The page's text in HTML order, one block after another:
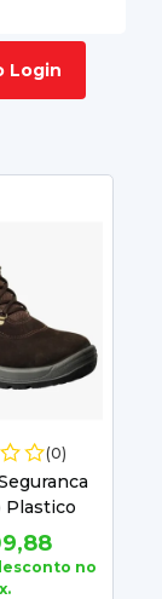
Login
(0)
Plastico
41335
N°38
no